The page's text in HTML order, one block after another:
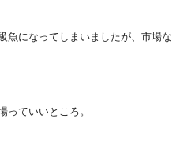
魚になってしまいましたが、市場な
っていいところ。